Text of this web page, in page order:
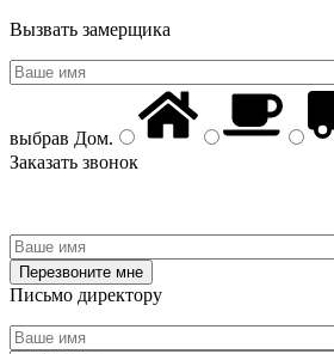
Вызвать замерщика
выбрав Дом.
Заказать звонок
Письмо директору